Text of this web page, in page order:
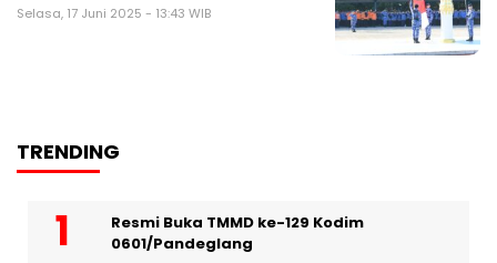
Selasa, 17 Juni 2025 - 13:43 WIB
TRENDING
Resmi Buka TMMD ke-129 Kodim
0601/Pandeglang